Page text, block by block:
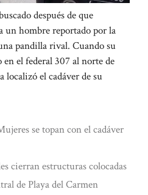
después de que
un hombre reportado por la
pandilla rival. Cuando su
el federal 307 al norte de
localizó el cadáver de su
se topan con el cadáver
cierran estructuras colocadas
de Playa del Carmen